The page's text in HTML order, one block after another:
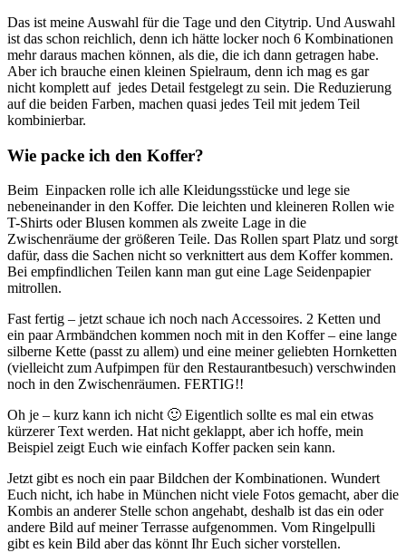
Das ist meine Auswahl für die Tage und den Citytrip. Und Auswahl
ist das schon reichlich, denn ich hätte locker noch 6 Kombinationen
mehr daraus machen können, als die, die ich dann getragen habe.
Aber ich brauche einen kleinen Spielraum, denn ich mag es gar
nicht komplett auf jedes Detail festgelegt zu sein. Die Reduzierung
auf die beiden Farben, machen quasi jedes Teil mit jedem Teil
kombinierbar.
Wie packe ich den Koffer?
Beim Einpacken rolle ich alle Kleidungsstücke und lege sie
nebeneinander in den Koffer. Die leichten und kleineren Rollen wie
T-Shirts oder Blusen kommen als zweite Lage in die
Zwischenräume der größeren Teile. Das Rollen spart Platz und sorgt
dafür, dass die Sachen nicht so verknittert aus dem Koffer kommen.
Bei empfindlichen Teilen kann man gut eine Lage Seidenpapier
mitrollen.
Fast fertig – jetzt schaue ich noch nach Accessoires. 2 Ketten und
ein paar Armbändchen kommen noch mit in den Koffer – eine lange
silberne Kette (passt zu allem) und eine meiner geliebten Hornketten
(vielleicht zum Aufpimpen für den Restaurantbesuch) verschwinden
noch in den Zwischenräumen. FERTIG!!
Oh je – kurz kann ich nicht 🙂 Eigentlich sollte es mal ein etwas
kürzerer Text werden. Hat nicht geklappt, aber ich hoffe, mein
Beispiel zeigt Euch wie einfach Koffer packen sein kann.
Jetzt gibt es noch ein paar Bildchen der Kombinationen. Wundert
Euch nicht, ich habe in München nicht viele Fotos gemacht, aber die
Kombis an anderer Stelle schon angehabt, deshalb ist das ein oder
andere Bild auf meiner Terrasse aufgenommen. Vom Ringelpulli
gibt es kein Bild aber das könnt Ihr Euch sicher vorstellen.